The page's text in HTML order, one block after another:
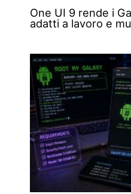
One UI 9 rende i
adatti a lavoro e